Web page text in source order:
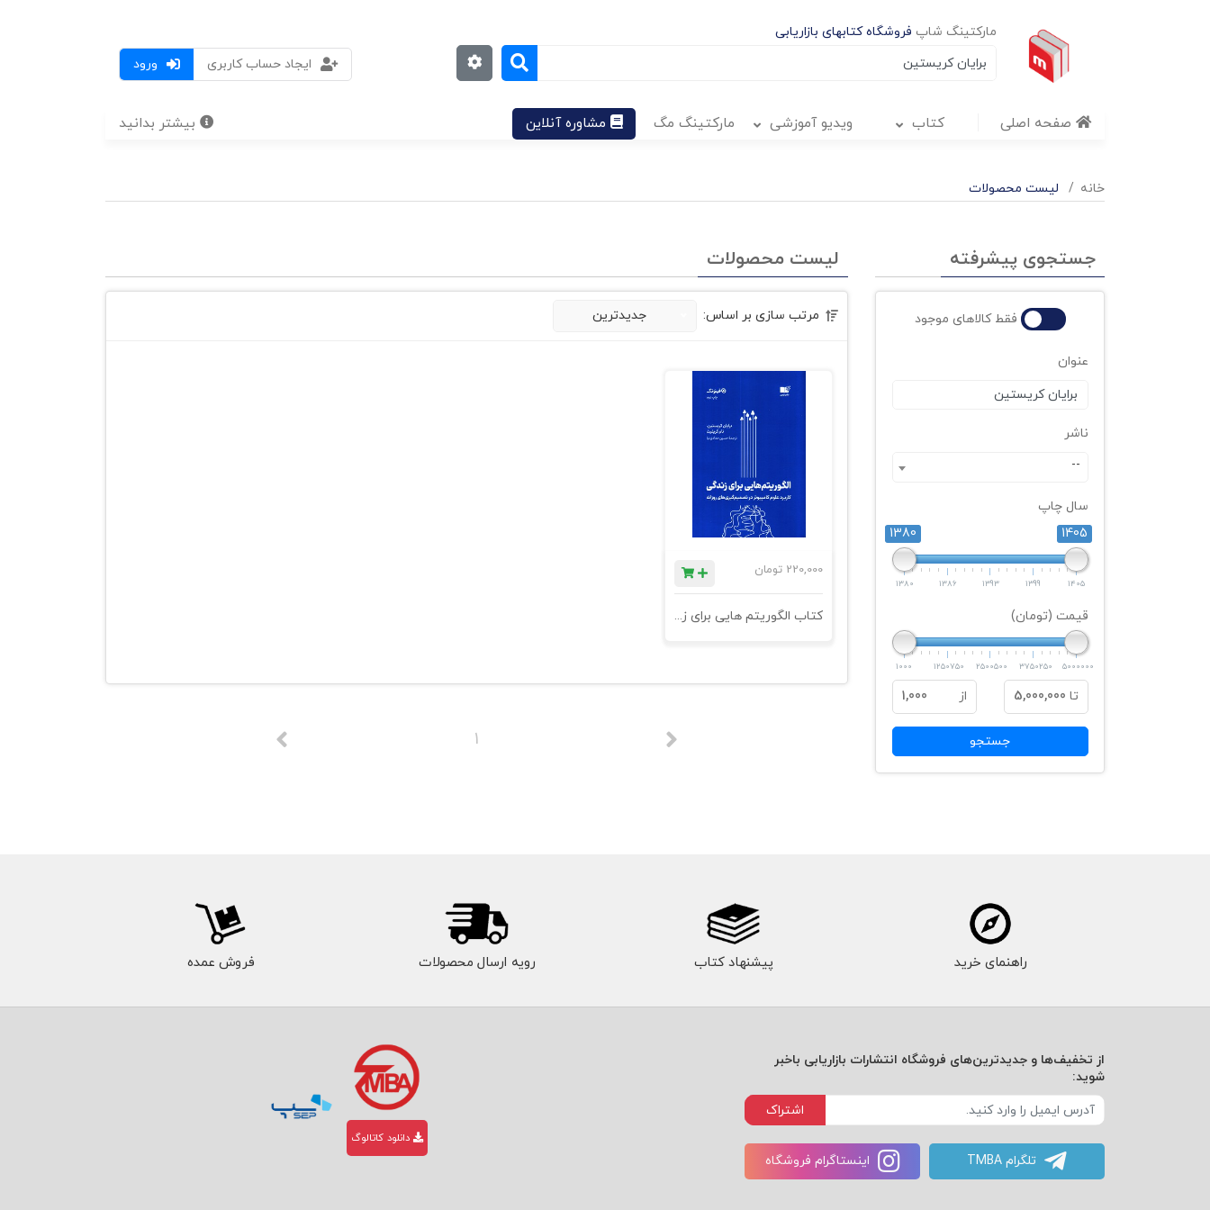
مارکتینگ شاپ فروشگاه کتابهای بازاریابی
ورود
ایجاد حساب کاربری
صفحه اصلی کتاب ویدیو آموزشی مارکتینگ مگ مشاوره آنلاین بیشتر بدانید
خانه لیست محصولات
جستجوی پیشرفته
فقط کالاهای موجود
عنوان
ناشر
--
سال چاپ
1380
1405
1380 1386 1393 1399 1405
قیمت (تومان)
1000 1250750 2500500 3750250 5000000
تا 5,000,000 از 1,000
جستجو
لیست محصولات
مرتب سازی بر اساس: جدیدترین
220,000 تومان
کتاب الگوریتم هایی برای زندگی (کاربرد علوم کامپیوتر در تصمیم‌گیری‌های روزانه) - چاپ دوم
1
راهنمای خرید پیشنهاد کتاب رویه ارسال محصولات فروش عمده
از تخفیف‌ها و جدیدترین‌های فروشگاه انتشارات بازاریابی باخبر
شوید:
اشتراک
تلگرام TMBA اینستاگرام فروشگاه
دانلود کاتالوگ